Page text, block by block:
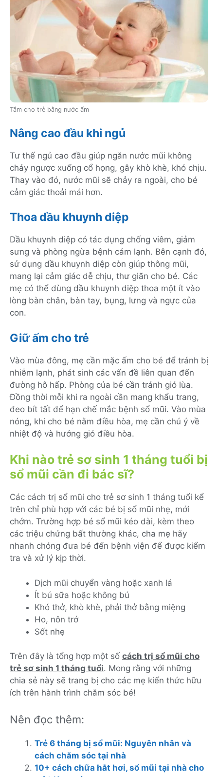
Tắm cho trẻ bằng nước ấm
Nâng cao đầu khi ngủ
Tư thế ngủ cao đầu giúp ngăn nước mũi không
chảy ngược xuống cổ họng, gây khò khè, khó chịu.
Thay vào đó, nước mũi sẽ chảy ra ngoài, cho bé
cảm giác thoải mái hơn.
Thoa dầu khuynh diệp
Dầu khuynh diệp có tác dụng chống viêm, giảm
sưng và phòng ngừa bệnh cảm lạnh. Bên cạnh đó,
sử dụng dầu khuynh diệp còn giúp thông mũi,
mang lại cảm giác dễ chịu, thư giãn cho bé. Các
mẹ có thể dùng dầu khuynh diệp thoa một ít vào
lòng bàn chân, bàn tay, bụng, lưng và ngực của
con.
Giữ ấm cho trẻ
Vào mùa đông, mẹ cần mặc ấm cho bé để tránh bị
nhiễm lạnh, phát sinh các vấn đề liên quan đến
đường hô hấp. Phòng của bé cần tránh gió lùa.
Đồng thời mỗi khi ra ngoài cần mang khẩu trang,
đeo bít tất để hạn chế mắc bệnh sổ mũi. Vào mùa
nóng, khi cho bé nằm điều hòa, mẹ cần chú ý về
nhiệt độ và hướng gió điều hòa.
Khi nào trẻ sơ sinh 1 tháng tuổi bị
sổ mũi cần đi bác sĩ?
Các cách trị sổ mũi cho trẻ sơ sinh 1 tháng tuổi kể
trên chỉ phù hợp với các bé bị sổ mũi nhẹ, mới
chớm. Trường hợp bé sổ mũi kéo dài, kèm theo
các triệu chứng bất thường khác, cha mẹ hãy
nhanh chóng đưa bé đến bệnh viện để được kiểm
tra và xử lý kịp thời.
Dịch mũi chuyển vàng hoặc xanh lá
Ít bú sữa hoặc không bú
Khó thở, khò khè, phải thở bằng miệng
Ho, nôn trớ
Sốt nhẹ
Trên đây là tổng hợp một số cách trị sổ mũi cho
trẻ sơ sinh 1 tháng tuổi. Mong rằng với những
chia sẻ này sẽ trang bị cho các mẹ kiến thức hữu
ích trên hành trình chăm sóc bé!
Nên đọc thêm:
Trẻ 6 tháng bị sổ mũi: Nguyên nhân và
cách chăm sóc tại nhà
10+ cách chữa hắt hơi, sổ mũi tại nhà cho